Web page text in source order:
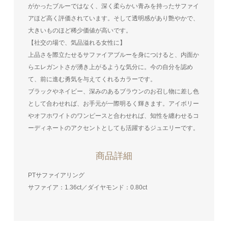
がかったブルーではなく、深く柔らかい青みを持ったサファイ
アほど高く評価されています。そして透明感があり艶やかで、
大きいものほど稀少価値が高いです。
【社交の場で、気品溢れる女性に】
上品さを際立たせるサファイアブルーを身につけると、内面か
らエレガントさが湧き上がるような気分に。今の自分を認め
て、前に進む勇気を与えてくれるカラーです。
ブラックやネイビー、深みのあるブラウンのお召し物に差し色
として合わせれば、お手元が一際明るく輝きます。アイボリー
やオフホワイトのワンピースと合わせれば、知性を纏わせるコ
ーディネートのアクセントとしても活躍するジュエリーです。
商品詳細
PTサファイアリング
サファイア：1.36ct／ダイヤモンド：0.80ct